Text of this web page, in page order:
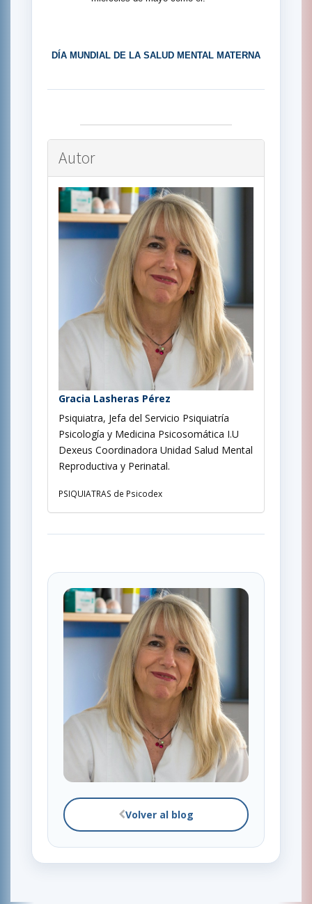
DÍA MUNDIAL DE LA SALUD MENTAL MATERNA
Autor
Gracia Lasheras Pérez
Psiquiatra, Jefa del Servicio Psiquiatría
Psicología y Medicina Psicosomática I.U
Dexeus Coordinadora Unidad Salud Mental
Reproductiva y Perinatal.
PSIQUIATRAS de Psicodex
Volver al blog